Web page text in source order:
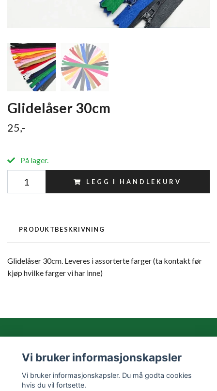
Glidelåser 30cm
25,-
På lager.
LEGG I HANDLEKURV
PRODUKTBESKRIVNING
Glidelåser 30cm. Leveres i assorterte farger (ta kontakt før
kjøp hvilke farger vi har inne)
Les mer
Sosiale medier
Vi bruker informasjonskapsler
Vi bruker informasjonskapsler. Du må godta cookies
hvis du vil fortsette.